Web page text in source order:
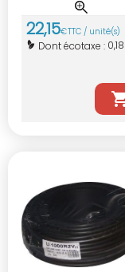
22,15€TTC / unité(s)
Dont écotaxe : 0,18